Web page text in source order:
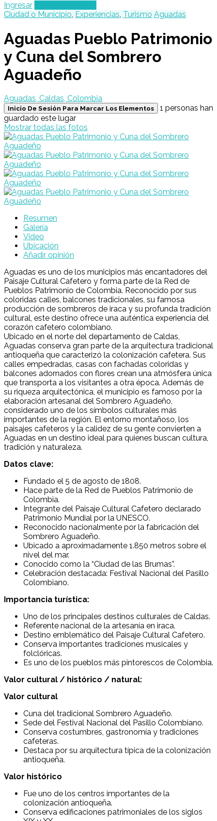
Ingresar
Ciudad o Municipio, Experiencias, Turismo Aguadas
Aguadas Pueblo Patrimonio
y Cuna del Sombrero
Aguadeño
Aguadas, Caldas, Colombia
Inicio De Sesión Para Marcar Los Elementos
1 personas han
guardado este lugar
Mostrar todas las fotos
Resumen
Galería
Video
Ubicación
Añadir opinión
Aguadas es uno de los municipios más encantadores del
Paisaje Cultural Cafetero y forma parte de la Red de
Pueblos Patrimonio de Colombia. Reconocido por sus
coloridas calles, balcones tradicionales, su famosa
producción de sombreros de iraca y su profunda tradición
cultural, este destino ofrece una auténtica experiencia del
corazón cafetero colombiano.
Ubicado en el norte del departamento de Caldas,
Aguadas conserva gran parte de la arquitectura tradicional
antioqueña que caracterizó la colonización cafetera. Sus
calles empedradas, casas con fachadas coloridas y
balcones adornados con flores crean una atmósfera única
que transporta a los visitantes a otra época. Además de
su riqueza arquitectónica, el municipio es famoso por la
elaboración artesanal del Sombrero Aguadeño,
considerado uno de los símbolos culturales más
importantes de la región. El entorno montañoso, los
paisajes cafeteros y la calidez de su gente convierten a
Aguadas en un destino ideal para quienes buscan cultura,
tradición y naturaleza.
Datos clave:
Fundado el 5 de agosto de 1808.
Hace parte de la Red de Pueblos Patrimonio de
Colombia.
Integrante del Paisaje Cultural Cafetero declarado
Patrimonio Mundial por la UNESCO.
Reconocido nacionalmente por la fabricación del
Sombrero Aguadeño.
Ubicado a aproximadamente 1.850 metros sobre el
nivel del mar.
Conocido como la “Ciudad de las Brumas”.
Celebración destacada: Festival Nacional del Pasillo
Colombiano.
Importancia turística:
Uno de los principales destinos culturales de Caldas.
Referente nacional de la artesanía en iraca.
Destino emblemático del Paisaje Cultural Cafetero.
Conserva importantes tradiciones musicales y
folclóricas.
Es uno de los pueblos más pintorescos de Colombia.
Valor cultural / histórico / natural:
Valor cultural
Cuna del tradicional Sombrero Aguadeño.
Sede del Festival Nacional del Pasillo Colombiano.
Conserva costumbres, gastronomía y tradiciones
cafeteras.
Destaca por su arquitectura típica de la colonización
antioqueña.
Valor histórico
Fue uno de los centros importantes de la
colonización antioqueña.
Conserva edificaciones patrimoniales de los siglos